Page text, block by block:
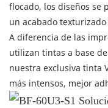
flocado, los diseños se
un acabado
A diferencia de las
utilizan tintas a base
nuestra exclusiva tinta
más intensos, mejor